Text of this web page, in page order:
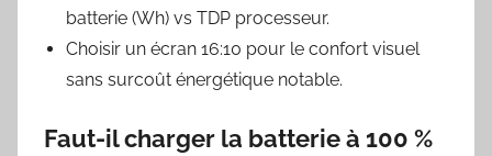
batterie (Wh) vs TDP processeur.
Choisir un écran 16:10 pour le confort visuel
sans surcoût énergétique notable.
Faut-il charger la batterie à 100 %